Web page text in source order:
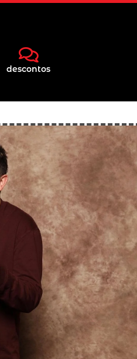
descontos